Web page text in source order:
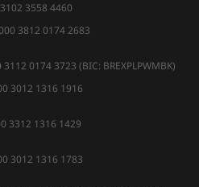
3558 4460
3812 0174 2683
0174 3723 (BIC: BREXPLPWMBK)
3012 1316 1916
3312 1316 1429
3012 1316 1783